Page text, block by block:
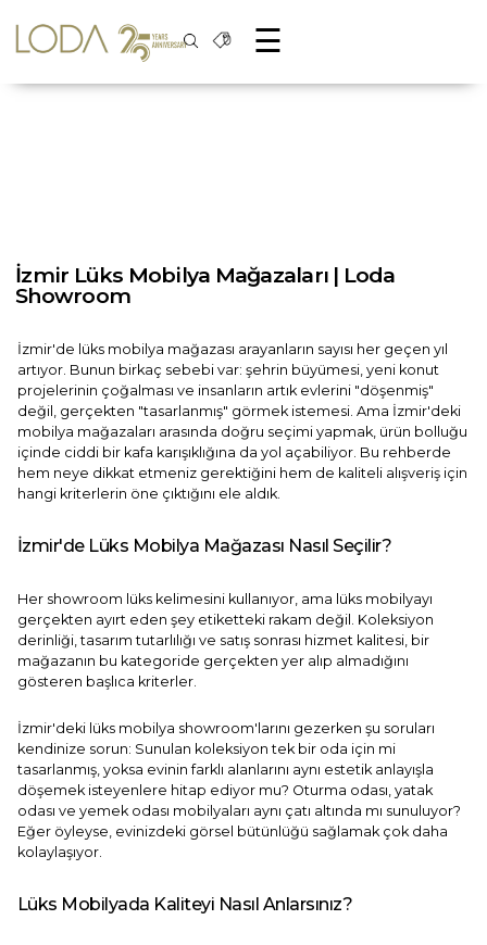
☰
İzmir Lüks Mobilya Mağazaları | Loda
Showroom
İzmir'de lüks mobilya mağazası arayanların sayısı her geçen yıl
artıyor. Bunun birkaç sebebi var: şehrin büyümesi, yeni konut
projelerinin çoğalması ve insanların artık evlerini "döşenmiş"
değil, gerçekten "tasarlanmış" görmek istemesi. Ama İzmir'deki
mobilya mağazaları arasında doğru seçimi yapmak, ürün bolluğu
içinde ciddi bir kafa karışıklığına da yol açabiliyor. Bu rehberde
hem neye dikkat etmeniz gerektiğini hem de kaliteli alışveriş için
hangi kriterlerin öne çıktığını ele aldık.
İzmir'de Lüks Mobilya Mağazası Nasıl Seçilir?
Her showroom lüks kelimesini kullanıyor, ama lüks mobilyayı
gerçekten ayırt eden şey etiketteki rakam değil. Koleksiyon
derinliği, tasarım tutarlılığı ve satış sonrası hizmet kalitesi, bir
mağazanın bu kategoride gerçekten yer alıp almadığını
gösteren başlıca kriterler.
İzmir'deki lüks mobilya showroom'larını gezerken şu soruları
kendinize sorun: Sunulan koleksiyon tek bir oda için mi
tasarlanmış, yoksa evinin farklı alanlarını aynı estetik anlayışla
döşemek isteyenlere hitap ediyor mu? Oturma odası, yatak
odası ve yemek odası mobilyaları aynı çatı altında mı sunuluyor?
Eğer öyleyse, evinizdeki görsel bütünlüğü sağlamak çok daha
kolaylaşıyor.
Lüks Mobilyada Kaliteyi Nasıl Anlarsınız?